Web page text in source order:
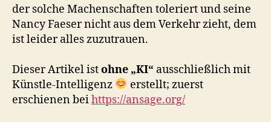
der solche Machenschaften toleriert und seine
Nancy Faeser nicht aus dem Verkehr zieht, dem
ist leider alles zuzutrauen.
Dieser Artikel istohne „KI“ ausschließlich mit
Künstle-Intelligenz
erstellt; zuerst
erschienen beihttps://ansage.org/